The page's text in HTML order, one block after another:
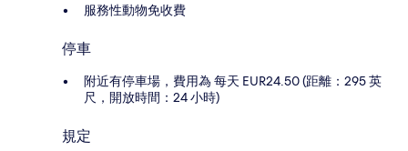
服務性動物免收費
停車
附近有停車場，費用為 每天 EUR24.50 (距離：295 英
尺，開放時間：24 小時)
規定